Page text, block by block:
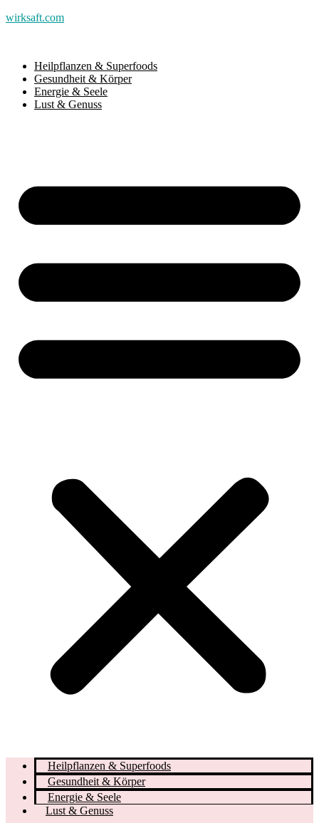
wirksaft.com
Heilpflanzen & Superfoods
Gesundheit & Körper
Energie & Seele
Lust & Genuss
Heilpflanzen & Superfoods
Gesundheit & Körper
Energie & Seele
Lust & Genuss